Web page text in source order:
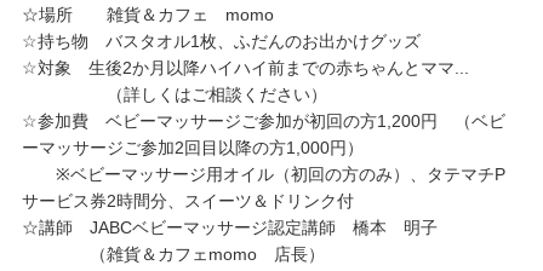
☆場所 雑貨＆カフェ momo
☆持ち物 バスタオル1枚、ふだんのお出かけグッズ
☆対象 生後2か月以降ハイハイ前までの赤ちゃんとママ...
（詳しくはご相談ください）
☆参加費 ベビーマッサージご参加が初回の方1,200円 （ベビ
ーマッサージご参加2回目以降の方1,000円）
※ベビーマッサージ用オイル（初回の方のみ）、タテマチP
サービス券2時間分、スイーツ＆ドリンク付
☆講師 JABCベビーマッサージ認定講師 橋本 明子
（雑貨＆カフェmomo 店長）